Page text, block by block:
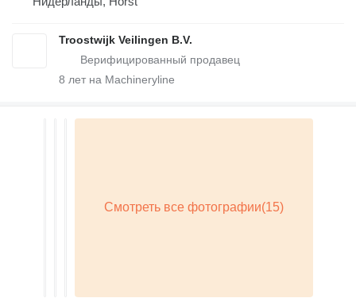
Troostwijk Veilingen B.V.
8 лет на Machineryline